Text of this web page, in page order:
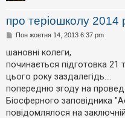
Т
е
и
б
е
з
в
і
д
п
про теріошколу 2014
П
в
і
д
м
л
н
н
Пон жовтня 14, 2013 6:37 pm
шановні колеги,
починається підготовка 21
цього року заздалегідь....
попередню згоду на
Біосферного заповідника
повідомлялося на